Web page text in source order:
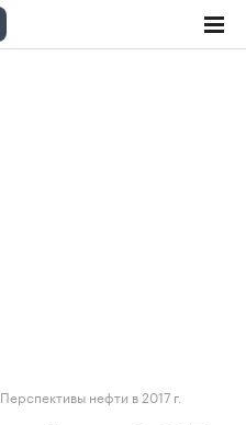
Перспективы нефти в 2017 г.